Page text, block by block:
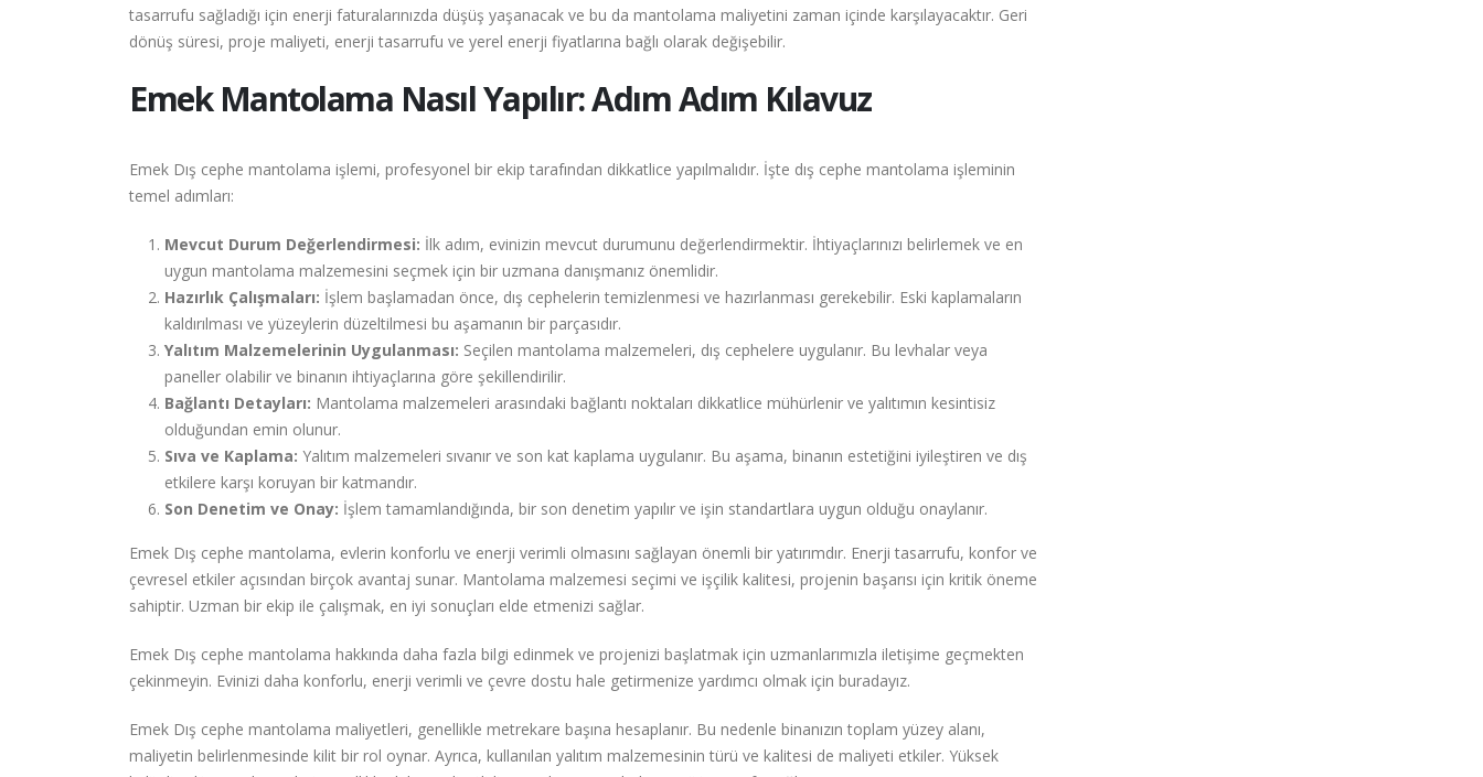
tasarrufu sağladığı için enerji faturalarınızda düşüş yaşanacak ve bu da mantolama maliyetini zaman içinde karşılayacaktır. Geri
dönüş süresi, proje maliyeti, enerji tasarrufu ve yerel enerji fiyatlarına bağlı olarak değişebilir.
EmekMantolama Nasıl Yapılır: Adım Adım Kılavuz
Emek Dış cephe mantolama işlemi, profesyonel bir ekip tarafından dikkatlice yapılmalıdır. İşte dış cephe mantolama işleminin
temel adımları:
Mevcut Durum Değerlendirmesi: İlk adım, evinizin mevcut durumunu değerlendirmektir. İhtiyaçlarınızı belirlemek ve en
uygun mantolama malzemesini seçmek için bir uzmana danışmanız önemlidir.
Hazırlık Çalışmaları: İşlem başlamadan önce, dış cephelerin temizlenmesi ve hazırlanması gerekebilir. Eski kaplamaların
kaldırılması ve yüzeylerin düzeltilmesi bu aşamanın bir parçasıdır.
Yalıtım Malzemelerinin Uygulanması: Seçilen mantolama malzemeleri, dış cephelere uygulanır. Bu levhalar veya
paneller olabilir ve binanın ihtiyaçlarına göre şekillendirilir.
Bağlantı Detayları: Mantolama malzemeleri arasındaki bağlantı noktaları dikkatlice mühürlenir ve yalıtımın kesintisiz
olduğundan emin olunur.
Sıva ve Kaplama: Yalıtım malzemeleri sıvanır ve son kat kaplama uygulanır. Bu aşama, binanın estetiğini iyileştiren ve dış
etkilere karşı koruyan bir katmandır.
Son Denetim ve Onay: İşlem tamamlandığında, bir son denetim yapılır ve işin standartlara uygun olduğu onaylanır.
Emek Dış cephe mantolama, evlerin konforlu ve enerji verimli olmasını sağlayan önemli bir yatırımdır. Enerji tasarrufu, konfor ve
çevresel etkiler açısından birçok avantaj sunar. Mantolama malzemesi seçimi ve işçilik kalitesi, projenin başarısı için kritik öneme
sahiptir. Uzman bir ekip ile çalışmak, en iyi sonuçları elde etmenizi sağlar.
Emek Dış cephe mantolama hakkında daha fazla bilgi edinmek ve projenizi başlatmak için uzmanlarımızla iletişime geçmekten
çekinmeyin. Evinizi daha konforlu, enerji verimli ve çevre dostu hale getirmenize yardımcı olmak için buradayız.
Emek Dış cephe mantolama maliyetleri, genellikle metrekare başına hesaplanır. Bu nedenle binanızın toplam yüzey alanı,
maliyetin belirlenmesinde kilit bir rol oynar. Ayrıca, kullanılan yalıtım malzemesinin türü ve kalitesi de maliyeti etkiler. Yüksek